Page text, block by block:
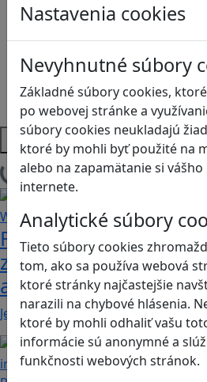
Nastavenia cookies
Nevyhnutné súbory
Základné súbory cookies,
po webovej stránke a
súbory cookies neukladajú
ktoré by mohli byť použité na
alebo na zapamätanie si
internete.
Analytické súbory
Tieto súbory cookies
tom, ako sa používa webová
ktoré stránky najčastejšie
narazili na chybové hlásenia.
ktoré by mohli odhaliť vašu
informácie sú anonymné a
funkčnosti webových stránok.
Ľudské práva a tolerancia
Sociálne zručnosti a
Strategické myslenie
Zdravie a pohyb
Platformy
Načítam blogy
Fotografujte
zachránili ostrov v
adventure
Jednoduchá hra, vhodná pre